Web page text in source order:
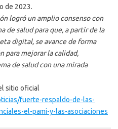
de 2023.
logró un amplio consenso con
de salud para que, a partir de la
digital, se avance de forma
para mejorar la calidad,
de salud con una mirada
sitio oficial
fuerte-respaldo-de-las-
el-pami-y-las-asociaciones